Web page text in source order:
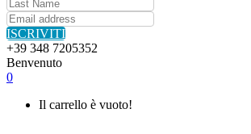
ISCRIVITI
+39 348 7205352
Benvenuto
0
Il carrello è vuoto!